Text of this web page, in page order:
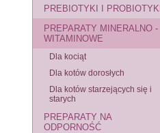
PREBIOTYKI I PROBIOTYKI
PREPARATY MINERALNO -
WITAMINOWE
Dla kociąt
Dla kotów dorosłych
Dla kotów starzejących się i
starych
PREPARATY NA
ODPORNOŚĆ